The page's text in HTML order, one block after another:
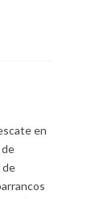
en
de
de